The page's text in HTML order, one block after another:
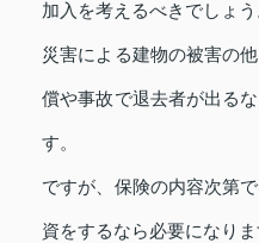
加入を考えるべきでしょう
災害による建物の被害の
償や事故で退去者が出る
す。
ですが、保険の内容次第
資をするなら必要になりま